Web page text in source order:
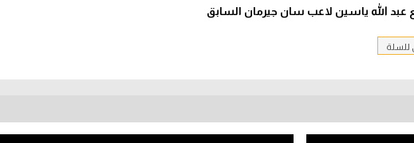
عبد الله ياسين لاعب سان جيرمان السابق
للسلة